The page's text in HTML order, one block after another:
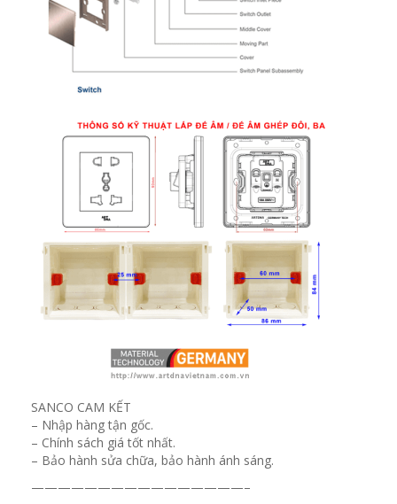
SANCO CAM KẾT
– Nhập hàng tận gốc.
– Chính sách giá tốt nhất.
– Bảo hành sửa chữa, bảo hành ánh sáng.
————————————————–